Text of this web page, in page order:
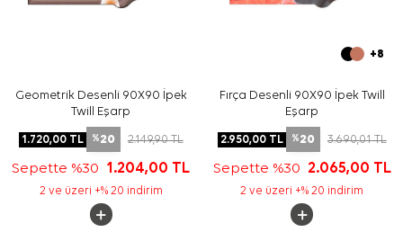
Geometrik Desenli 90X90 İpek
Twill Eşarp
1.720,00TL %20 2.149,90TL
Sepette %30 1.204,00 TL
2 ve üzeri +% 20 indirim
+8
Fırça Desenli 90X90 İpek Twill
Eşarp
2.950,00TL %20 3.690,01TL
Sepette %30 2.065,00 TL
2 ve üzeri +% 20 indirim